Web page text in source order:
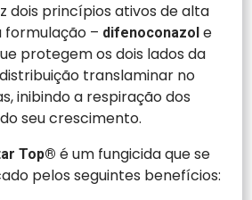
dois princípios ativos de alta
formulação – difenoconazol e
protegem os dois lados da
translaminar no
inibindo a respiração dos
seu crescimento.
Top® é um fungicida que se
pelos seguintes benefícios: